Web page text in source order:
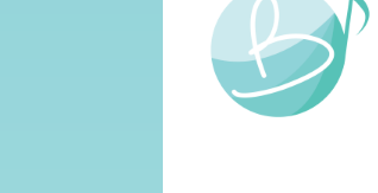
content